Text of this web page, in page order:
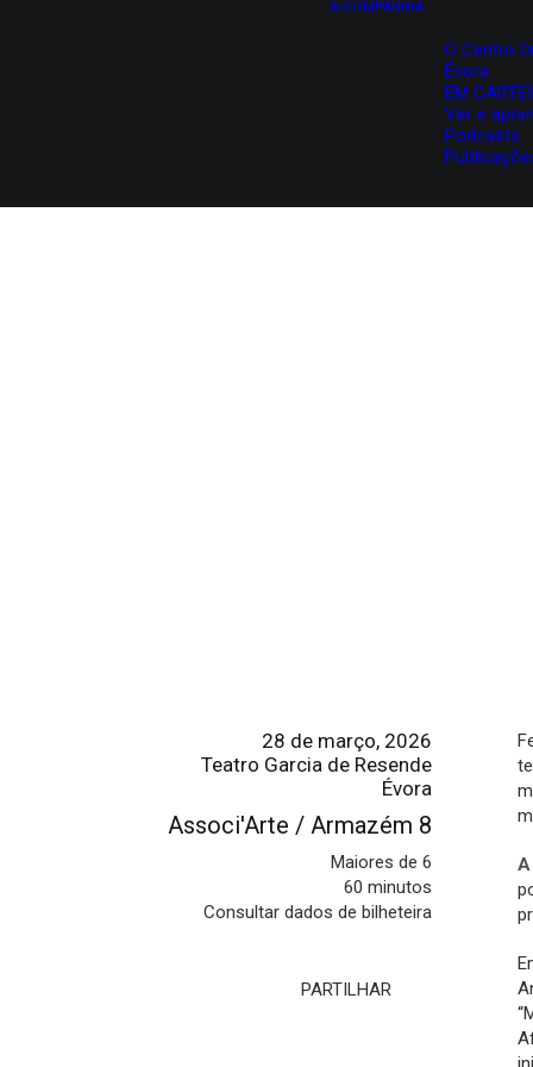
A COMPANHIA
O Centro
Évora
EM
Ver e
Podcasts
28 de março, 2026
Teatro Garcia de Resende
Évora
Associ'Arte / Armazém 8
Maiores de 6
60 minutos
Consultar dados de bilheteira
PARTILHAR